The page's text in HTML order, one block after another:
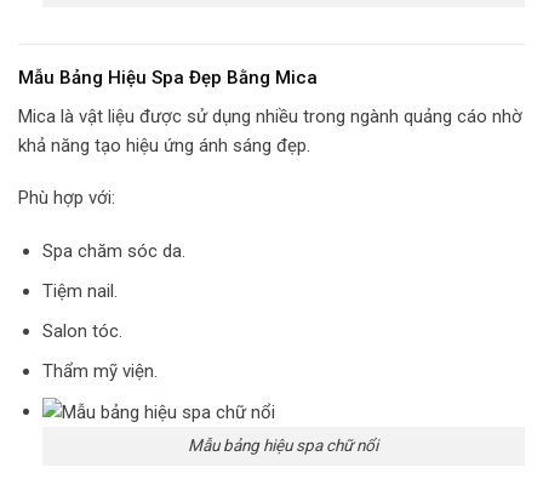
Mẫu Bảng Hiệu Spa Đẹp Bằng Mica
Mica là vật liệu được sử dụng nhiều trong ngành quảng cáo nhờ
khả năng tạo hiệu ứng ánh sáng đẹp.
Phù hợp với:
Spa chăm sóc da.
Tiệm nail.
Salon tóc.
Thẩm mỹ viện.
Mẫu bảng hiệu spa chữ nổi